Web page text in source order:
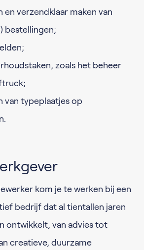
verzendklaar maken van
bestellingen;
zoals het beheer
van typeplaatjes op
kom je te werken bij een
bedrijf dat al tientallen jaren
ontwikkelt, van advies tot
creatieve, duurzame